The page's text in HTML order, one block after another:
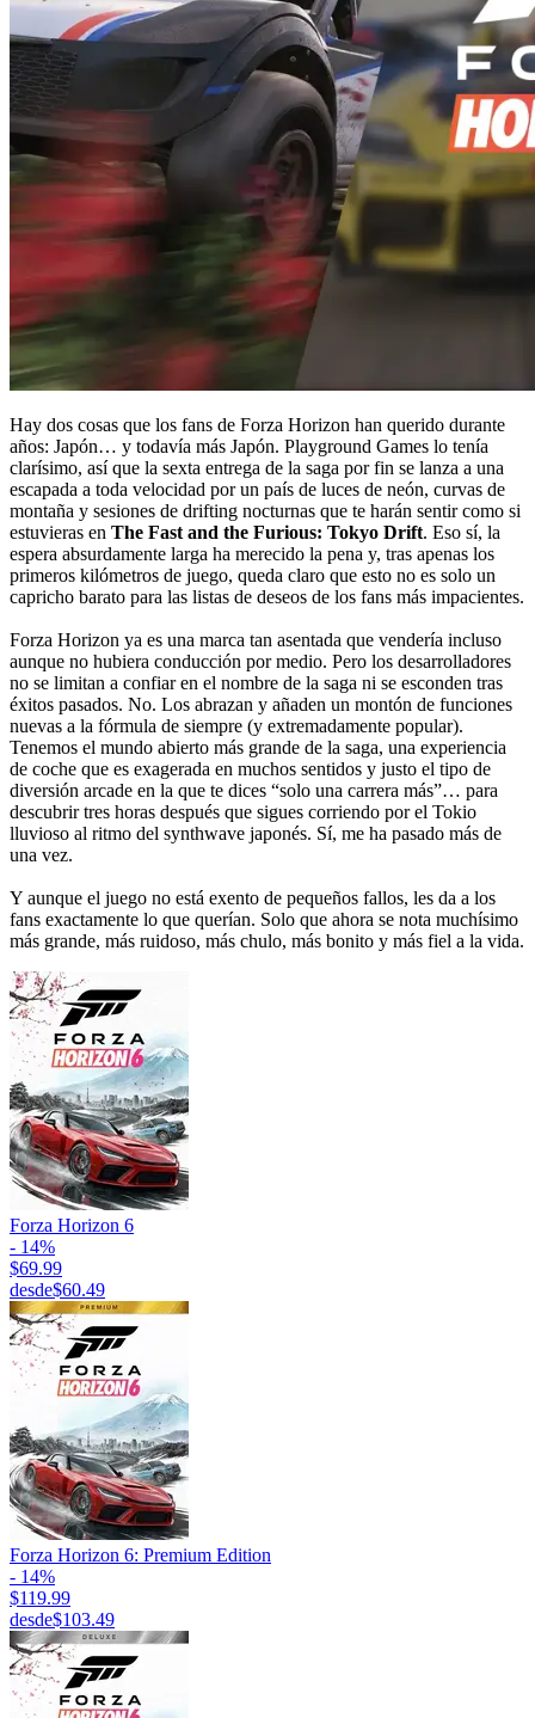
Hay dos cosas que los fans de Forza Horizon han querido durante
años: Japón… y todavía más Japón. Playground Games lo tenía
clarísimo, así que la sexta entrega de la saga por fin se lanza a una
escapada a toda velocidad por un país de luces de neón, curvas de
montaña y sesiones de drifting nocturnas que te harán sentir como si
estuvieras en The Fast and the Furious: Tokyo Drift. Eso sí, la
espera absurdamente larga ha merecido la pena y, tras apenas los
primeros kilómetros de juego, queda claro que esto no es solo un
capricho barato para las listas de deseos de los fans más impacientes.
Forza Horizon ya es una marca tan asentada que vendería incluso
aunque no hubiera conducción por medio. Pero los desarrolladores
no se limitan a confiar en el nombre de la saga ni se esconden tras
éxitos pasados. No. Los abrazan y añaden un montón de funciones
nuevas a la fórmula de siempre (y extremadamente popular).
Tenemos el mundo abierto más grande de la saga, una experiencia
de coche que es exagerada en muchos sentidos y justo el tipo de
diversión arcade en la que te dices “solo una carrera más”… para
descubrir tres horas después que sigues corriendo por el Tokio
lluvioso al ritmo del synthwave japonés. Sí, me ha pasado más de
una vez.
Y aunque el juego no está exento de pequeños fallos, les da a los
fans exactamente lo que querían. Solo que ahora se nota muchísimo
más grande, más ruidoso, más chulo, más bonito y más fiel a la vida.
Forza Horizon 6
- 14%
$69.99
desde$60.49
Forza Horizon 6: Premium Edition
- 14%
$119.99
desde$103.49